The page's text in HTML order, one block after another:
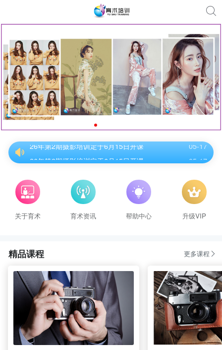
26年第2期摄影培训定于6月15日开课
26年第2期摄影培训定于6月15日开课
05-17
26年第2期摄影培训定于6月15日开课
05-17
26年第2期摄影培训定于6月15日开课
05-17
关于育术 育术资讯 帮助中心 升级VIP
精品课程 更多课程